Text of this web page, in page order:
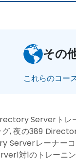
その
これらのコー
Serverト
, 夜の389
Serverレーナー
対1のトレーニ